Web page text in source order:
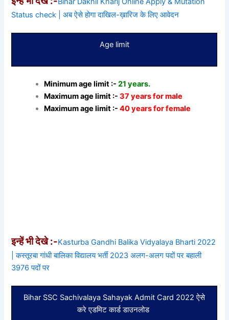
Status check | अब ऐसे होगा दाखिल-ख़ारिज के लिए आवेदन
Age limit
Minimum age limit :-21 years.
Maximum age limit :-37 years for male
Maximum age limit :-40 years for female
इन्हें भी देखे :-Kasturba Gandhi Balika Vidyalaya Bharti 2022
| कस्तूरबा गांधी बालिका विद्यालय भर्ती 2023 अलग-अलग पदों पर बहाली
3976 पदों पर
Bihar SSC Sachivalaya Sahayak Admit Card 2022 ऐसे
करे एडमिट कार्ड डाउनलोड